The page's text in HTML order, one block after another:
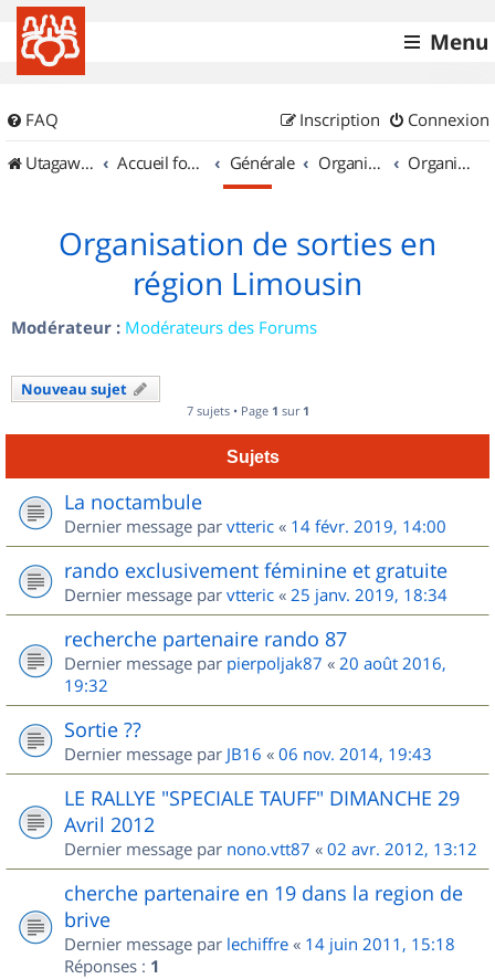
Menu
FAQ Connexion
Inscription
UtagawaVTT (Randos VTT et VTTAE avec traces GPS)
Accueil forum Générale Organisation de sorties & Recherche de partenaires Organisation de sorties en région Limousin
Organisation de sorties en
région Limousin
Modérateur : Modérateurs des Forums
Nouveau sujet
7 sujets • Page 1 sur 1
Sujets
La noctambule
Dernier message par vtteric « 14 févr. 2019, 14:00
rando exclusivement féminine et gratuite
Dernier message par vtteric « 25 janv. 2019, 18:34
recherche partenaire rando 87
Dernier message par pierpoljak87 « 20 août 2016,
19:32
Sortie ??
Dernier message par JB16 « 06 nov. 2014, 19:43
LE RALLYE "SPECIALE TAUFF" DIMANCHE 29
Avril 2012
Dernier message par nono.vtt87 « 02 avr. 2012, 13:12
cherche partenaire en 19 dans la region de
brive
Dernier message par lechiffre « 14 juin 2011, 15:18
Réponses : 1